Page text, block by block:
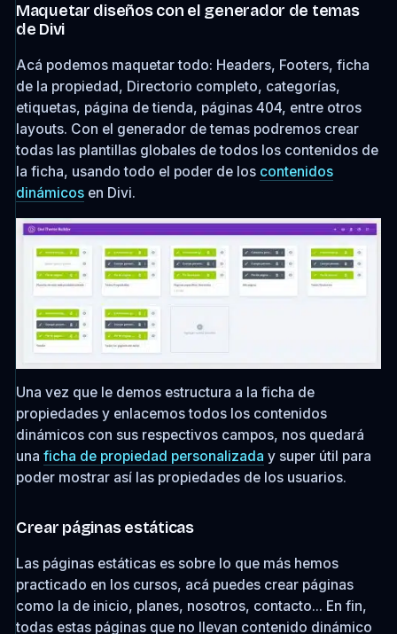
Maquetar diseños con el generador de temas
de Divi
Acá podemos maquetar todo: Headers, Footers, ficha
de la propiedad, Directorio completo, categorías,
etiquetas, página de tienda, páginas 404, entre otros
layouts. Con el generador de temas podremos crear
todas las plantillas globales de todos los contenidos de
la ficha, usando todo el poder de los contenidos
dinámicosen Divi.
Una vez que le demos estructura a la ficha de
propiedades y enlacemos todos los contenidos
dinámicos con sus respectivos campos, nos quedará
una ficha de propiedad personalizada y super útil para
poder mostrar así las propiedades de los usuarios.
Crear páginas estáticas
Las páginas estáticas es sobre lo que más hemos
practicado en los cursos, acá puedes crear páginas
como la de inicio, planes, nosotros, contacto... En fin,
todas estas páginas que no llevan contenido dinámico